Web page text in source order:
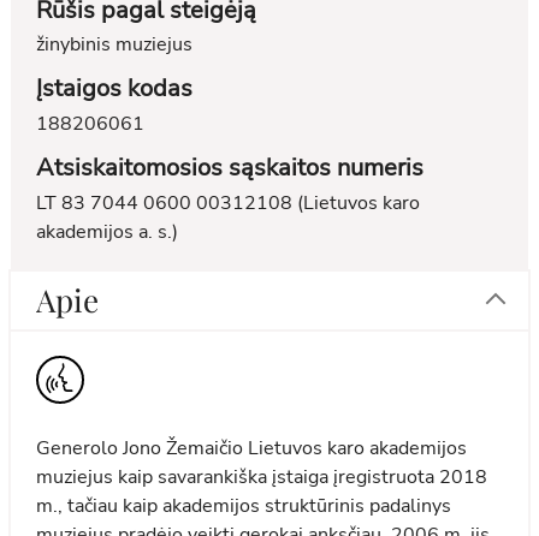
Rūšis pagal steigėją
žinybinis muziejus
Įstaigos kodas
188206061
Atsiskaitomosios sąskaitos numeris
LT 83 7044 0600 00312108 (Lietuvos karo
akademijos a. s.)
Apie
Generolo Jono Žemaičio Lietuvos karo akademijos
muziejus kaip savarankiška įstaiga įregistruota 2018
m., tačiau kaip akademijos struktūrinis padalinys